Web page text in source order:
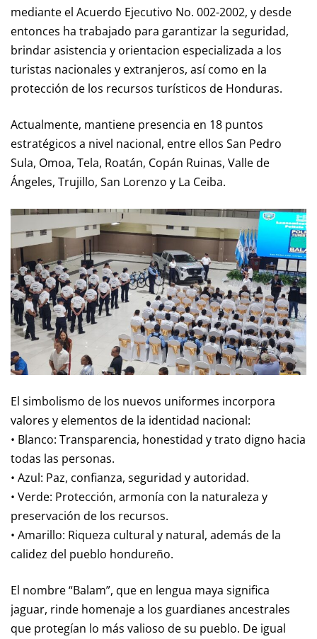
mediante el Acuerdo Ejecutivo No. 002-2002, y desde
entonces ha trabajado para garantizar la seguridad,
brindar asistencia y orientacion especializada a los
turistas nacionales y extranjeros, así como en la
protección de los recursos turísticos de Honduras.
Actualmente, mantiene presencia en 18 puntos
estratégicos a nivel nacional, entre ellos San Pedro
Sula, Omoa, Tela, Roatán, Copán Ruinas, Valle de
Ángeles, Trujillo, San Lorenzo y La Ceiba.
El simbolismo de los nuevos uniformes incorpora
valores y elementos de la identidad nacional:
• Blanco: Transparencia, honestidad y trato digno hacia
todas las personas.
• Azul: Paz, confianza, seguridad y autoridad.
• Verde: Protección, armonía con la naturaleza y
preservación de los recursos.
• Amarillo: Riqueza cultural y natural, además de la
calidez del pueblo hondureño.
El nombre “Balam”, que en lengua maya significa
jaguar, rinde homenaje a los guardianes ancestrales
que protegían lo más valioso de su pueblo. De igual